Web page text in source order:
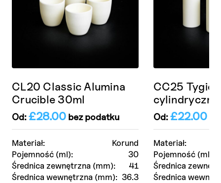
Materiał:
Korund
Pojemność (ml):
30
Średnica zewnętrzna (mm):
41
Średnica wewnętrzna (mm): 36.3
CL20 Classic Alumina
Crucible 30ml
Od:£28.00 bez podatku
Materiał:
Pojemność (ml):
Średnica
Średnica
CC25 Tygiel
Od:£22.00